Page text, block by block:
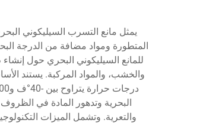
يمثل مانع التسرب السيليكوني
المتطورة ومواد مضافة من الدرجة
للمانع السيليكوني البحري حول
والخشب، والمواد المركبة. يستند
البحرية وتدهور المادة في